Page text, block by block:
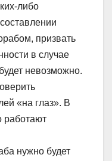
либо
призвать
в случае
невозможно.
«на глаз». В
работают
нужно будет